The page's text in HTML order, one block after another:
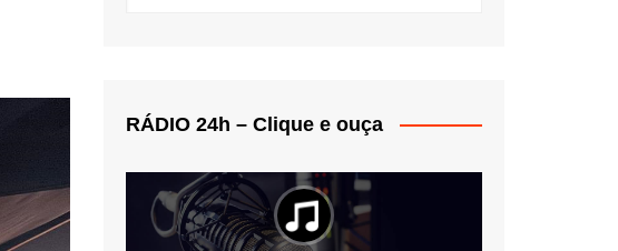
RÁDIO 24h – Clique e ouça